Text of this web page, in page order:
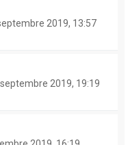
2019, 13:57
2019, 19:19